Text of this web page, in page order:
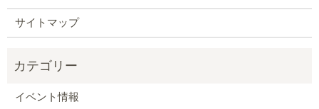
サイトマップ
イベント情報